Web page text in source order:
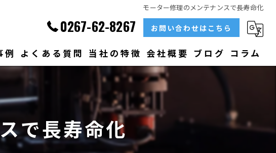
モーター修理のメンテナンスで長寿命化
0267-62-8267 お問い合わせはこちら
例 よくある質問 当社の特徴
ベアリング
大型
会社概要 ブログ コラム
で長寿命化